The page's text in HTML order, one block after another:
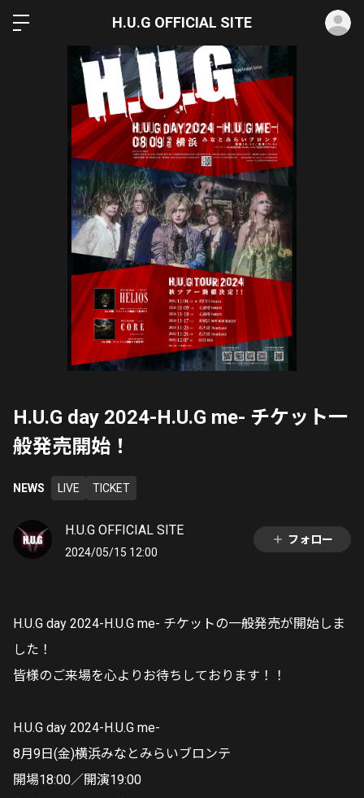
H.U.G OFFICIAL SITE
H.U.G day 2024-H.U.G me- チケット一
般発売開始！
NEWS LIVE TICKET
H.U.G OFFICIAL SITE
2024/05/15 12:00
フォロー
H.U.G day 2024-H.U.G me- チケットの一般発売が開始しま
した！
皆様のご来場を心よりお待ちしております！！
H.U.G day 2024-H.U.G me-
8月9日(金)横浜みなとみらいブロンテ
開場18:00／開演19:00